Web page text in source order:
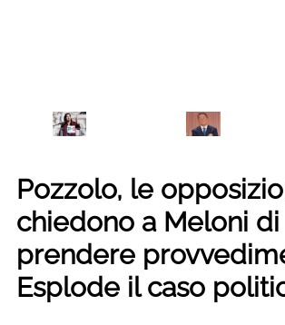
Pozzolo, le
chiedono a Meloni di
prendere
Esplode il caso